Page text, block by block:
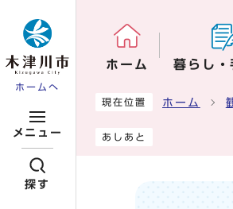
ホームへ
メニュー
探す
ホーム 暮らし・
ここから本文です
現在位置 ホーム
あしあと